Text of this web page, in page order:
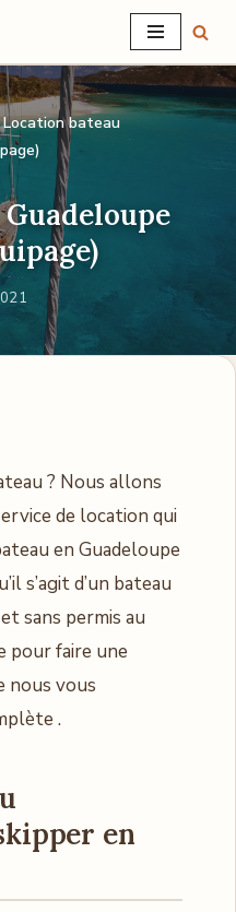
Location bateau
? Nous allons
de location qui
en Guadeloupe
s’agit d’un bateau
sans permis au
pour faire une
nous vous
.
en